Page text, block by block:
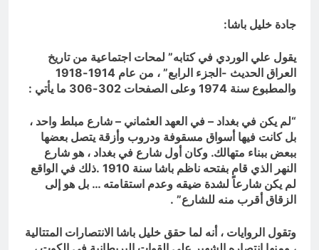
جادة خليل باشا:
يقول علي الوردي في كتابه” لمحات اجتماعية من تاريخ
العراق الحديث -الجزء الرابع” ، من عام 1914-1918
والمطبوع سنة 1974 وعلى الصفحات 302-306 ما يأتي :
“لم يكن في بغداد – في العهد العثماني – شارع مبلط واحد ،
بل كانت فيها أسواق مسقوفة ودروب وأزقة يتصل بعضها
ببعض ببناء متهالك. وكان أول شارع في بغداد ، هو شارع
النهر الذي قام بفتحه ناظم باشا سنة 1910 .ذلك في الواقع
لم يكن شارعاً لشدة ضيقه وعدم استقامته … بل هو إلى
الزقاق أقرب منه للشارع” .
وتقول الروايات ، أنه لما حقق خليل باشا الانتصارات المتتالية